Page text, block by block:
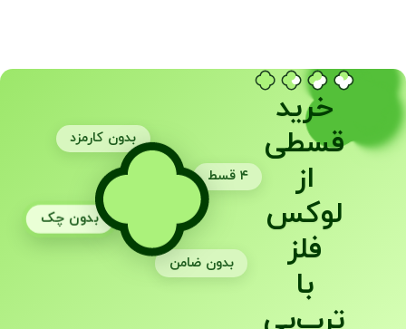
خرید
قسطی
از
لوکس
فلز
با
بدون کارمزد
۴ قسط
بدون چک
بدون ضامن